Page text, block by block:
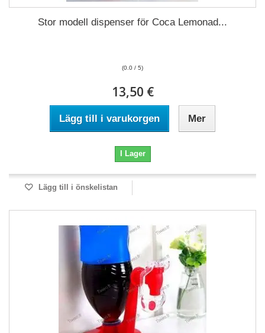
Stor modell dispenser för Coca Lemonad...
(0.0 / 5)
13,50 €
Lägg till i varukorgen Mer
I Lager
Lägg till i önskelistan